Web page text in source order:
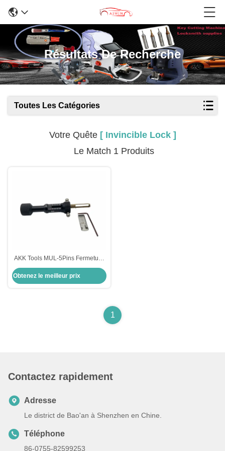
Résultats De Recherche
Toutes Les Catégories
Votre Quête [ Invincible Lock ]
Le Match 1 Produits
AKK Tools MUL-5Pins Fermeture
invincible ouverte et lecture du
code 2 en 1
Obtenez le meilleur prix
1
Contactez rapidement
Adresse
Le district de Bao'an à Shenzhen en Chine.
Téléphone
86-0755-82599253